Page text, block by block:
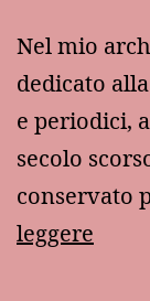
Nel mio
dedicato
e periodici,
secolo
conservato
leggere